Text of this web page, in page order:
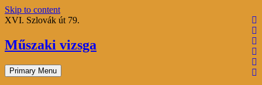
Skip to content
XVI. Szlovák út 79.
Műszaki vizsga
Primary Menu